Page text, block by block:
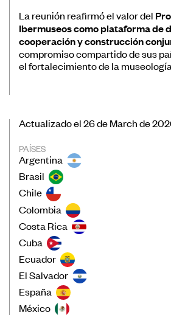
Actualizado el 26 de March de
PAÍSES
Argentina
Brasil
Chile
Colombia
Costa Rica
Cuba
Ecuador
El Salvador
España
México
La reunión reafirmó el valor del
Ibermuseos como plataforma de
cooperación y construcción
compromiso compartido de sus
el fortalecimiento de la